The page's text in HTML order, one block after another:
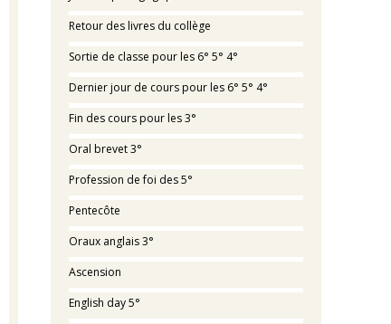
Retour des livres du collège
Sortie de classe pour les 6° 5° 4°
Dernier jour de cours pour les 6° 5° 4°
Fin des cours pour les 3°
Oral brevet 3°
Profession de foi des 5°
Pentecôte
Oraux anglais 3°
Ascension
English day 5°